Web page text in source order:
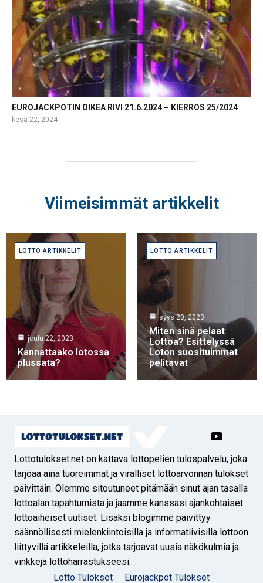
EUROJACKPOTIN OIKEA RIVI 21.6.2024 – KIERROS 25/2024
kesä 22, 2024
Viimeisimmät artikkelit
LOTTO ARTIKKELIT
joulu 22, 2023
Kannattaako lotossa
plussata?
LOTTO ARTIKKELIT
syys 20, 2023
Miten sinä pelaat
Lottoa? Esittelyssä
Loton suosituimmat
pelitavat
Lottotulokset.net on kattava lottopelien tulospalvelu, joka
tarjoaa aina tuoreimmat ja viralliset lottoarvonnan tulokset
päivittäin. Olemme sitoutuneet pitämään sinut ajan tasalla
lottoalan tapahtumista ja jaamme kanssasi ajankohtaiset
lottoaiheiset uutiset. Lisäksi blogimme päivittyy
säännöllisesti mielenkiintoisilla ja informatiivisilla lottoon
liittyvillä artikkeleilla, jotka tarjoavat uusia näkökulmia ja
vinkkejä lottoharrastukseesi.
Lotto Tulokset
Eurojackpot Tulokset